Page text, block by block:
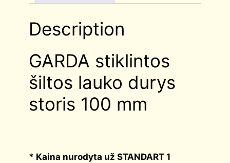
Description
GARDA stiklintos
šiltos lauko durys
storis 100 mm
* Kaina nurodyta už STANDART 1